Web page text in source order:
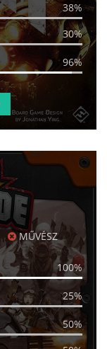
38%
30%
96%
MŰVÉSZ
100%
25%
50%